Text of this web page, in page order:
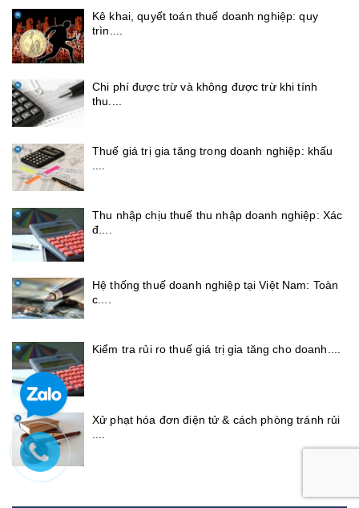
Kê khai, quyết toán thuế doanh nghiệp: quy
trìn....
Chi phí được trừ và không được trừ khi tính
thu....
Thuế giá trị gia tăng trong doanh nghiệp: khấu
Thu nhập chịu thuế thu nhập doanh nghiệp: Xác
đ....
Hệ thống thuế doanh nghiệp tại Việt Nam: Toàn
c....
Kiểm tra rủi ro thuế giá trị gia tăng cho doanh....
Xử phạt hóa đơn điện tử & cách phòng tránh rủi